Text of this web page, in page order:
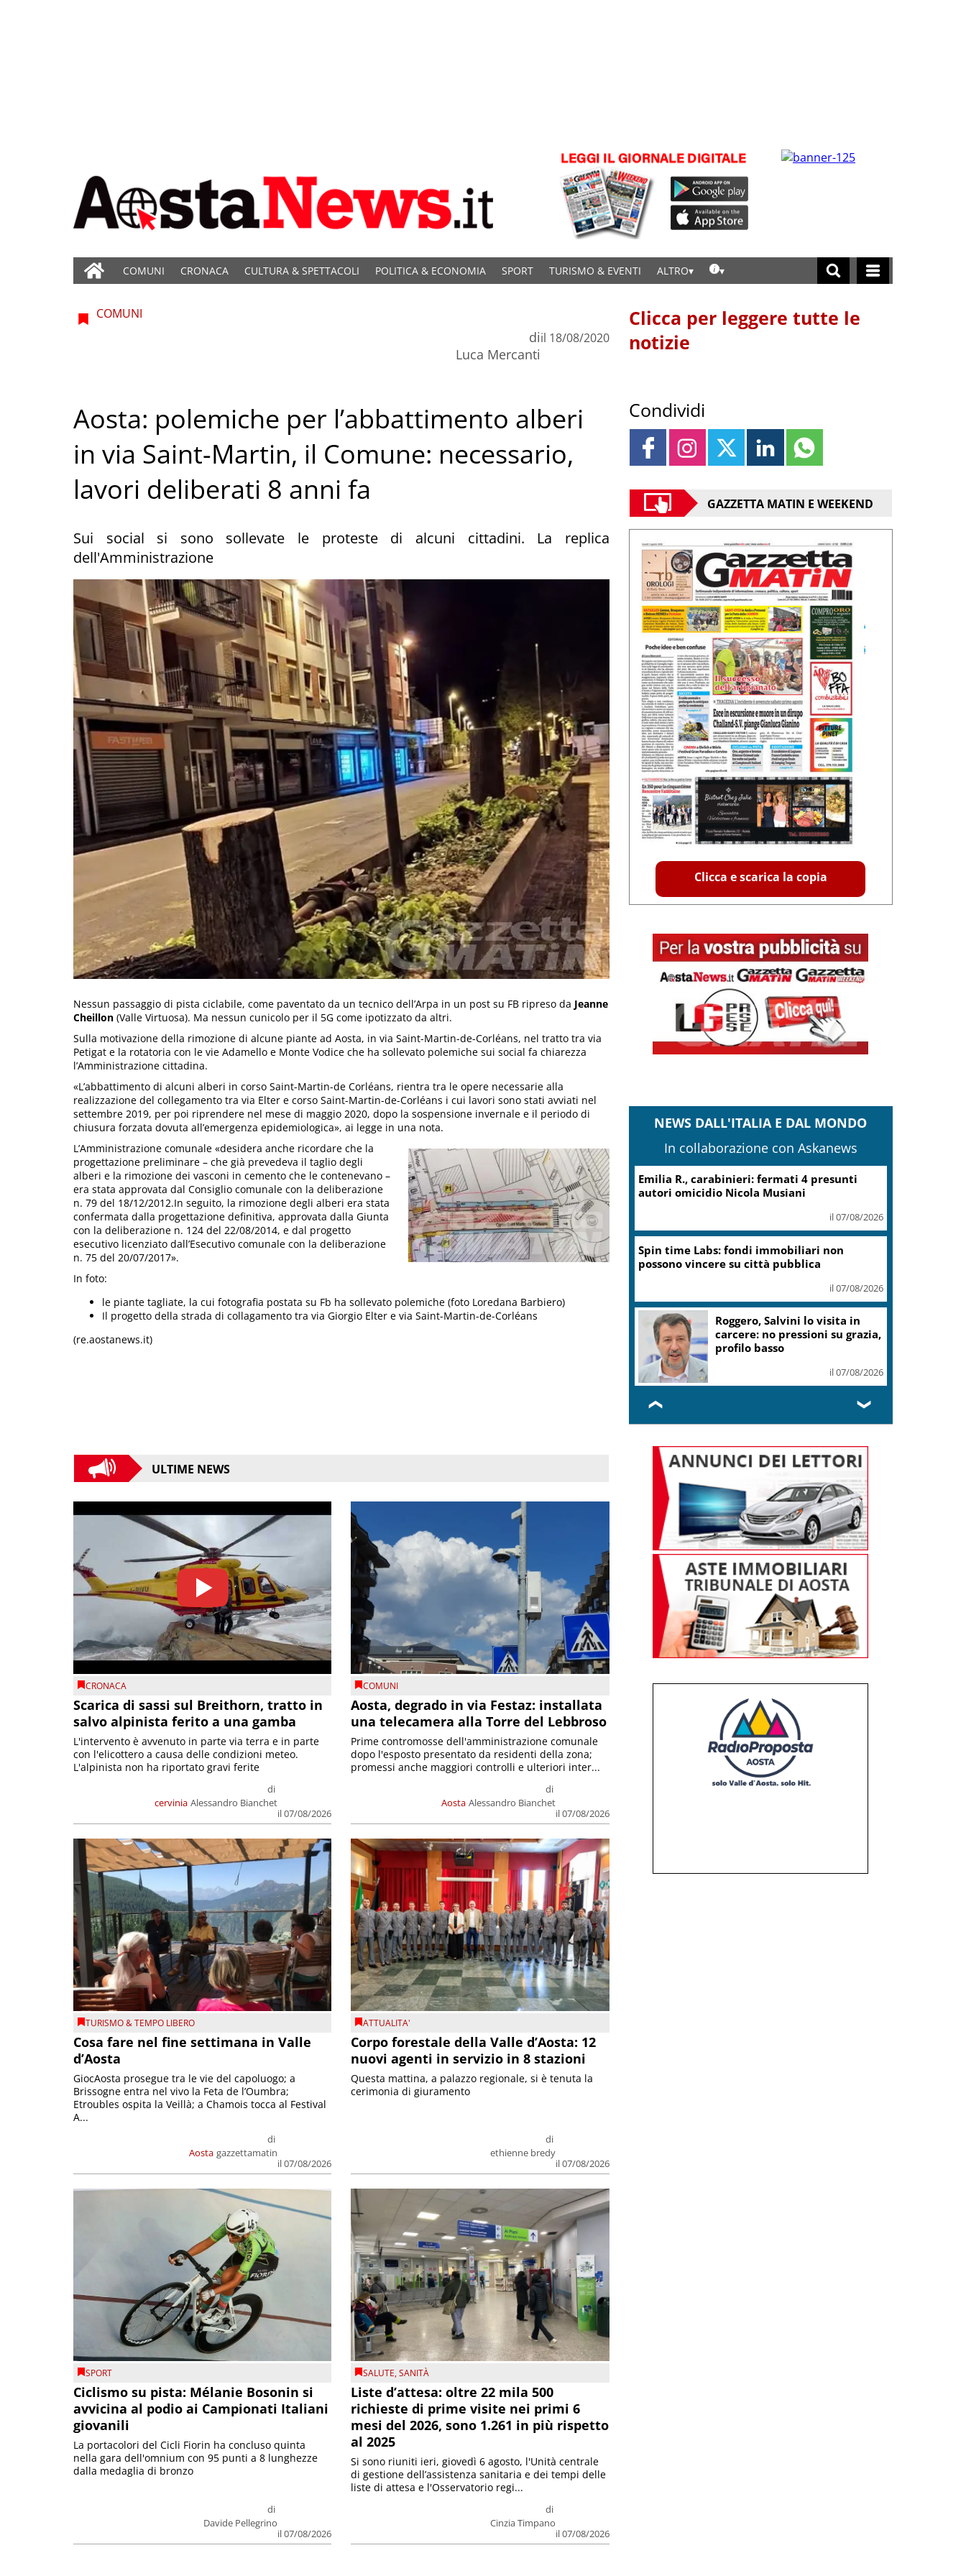
COMUNI CRONACA CULTURA & SPETTACOLI POLITICA & ECONOMIA SPORT TURISMO & EVENTI ALTRO
COMUNI
di
Luca Mercanti
il 18/08/2020
Aosta: polemiche per l’abbattimento alberi
in via Saint-Martin, il Comune: necessario,
lavori deliberati 8 anni fa
Sui social si sono sollevate le proteste di alcuni cittadini. La replica
dell'Amministrazione
Nessun passaggio di pista ciclabile, come paventato da un tecnico dell’Arpa in un post su FB ripreso da Jeanne
Cheillon (Valle Virtuosa). Ma nessun cunicolo per il 5G come ipotizzato da altri.
Sulla motivazione della rimozione di alcune piante ad Aosta, in via Saint-Martin-de-Corléans, nel tratto tra via
Petigat e la rotatoria con le vie Adamello e Monte Vodice che ha sollevato polemiche sui social fa chiarezza
l’Amministrazione cittadina.
«L’abbattimento di alcuni alberi in corso Saint-Martin-de Corléans, rientra tra le opere necessarie alla
realizzazione del collegamento tra via Elter e corso Saint-Martin-de-Corléans i cui lavori sono stati avviati nel
settembre 2019, per poi riprendere nel mese di maggio 2020, dopo la sospensione invernale e il periodo di
chiusura forzata dovuta all’emergenza epidemiologica», ai legge in una nota.
L’Amministrazione comunale «desidera anche ricordare che la
progettazione preliminare – che già prevedeva il taglio degli
alberi e la rimozione dei vasconi in cemento che le contenevano –
era stata approvata dal Consiglio comunale con la deliberazione
n. 79 del 18/12/2012.In seguito, la rimozione degli alberi era stata
confermata dalla progettazione definitiva, approvata dalla Giunta
con la deliberazione n. 124 del 22/08/2014, e dal progetto
esecutivo licenziato dall’Esecutivo comunale con la deliberazione
n. 75 del 20/07/2017».
In foto:
le piante tagliate, la cui fotografia postata su Fb ha sollevato polemiche (foto Loredana Barbiero)
Il progetto della strada di collagamento tra via Giorgio Elter e via Saint-Martin-de-Corléans
(re.aostanews.it)
ULTIME NEWS
CRONACA
Scarica di sassi sul Breithorn, tratto in
salvo alpinista ferito a una gamba
cervinia
di
Alessandro Bianchet
il 07/08/2026
L'intervento è avvenuto in parte via terra e in parte
con l'elicottero a causa delle condizioni meteo.
L'alpinista non ha riportato gravi ferite
COMUNI
Aosta, degrado in via Festaz: installata
una telecamera alla Torre del Lebbroso
Aosta
di
Alessandro Bianchet
il 07/08/2026
Prime contromosse dell'amministrazione comunale
dopo l'esposto presentato da residenti della zona;
promessi anche maggiori controlli e ulteriori inter...
TURISMO & TEMPO LIBERO
Cosa fare nel fine settimana in Valle
d’Aosta
Aosta
di
gazzettamatin
il 07/08/2026
GiocAosta prosegue tra le vie del capoluogo; a
Brissogne entra nel vivo la Feta de l’Oumbra;
Etroubles ospita la Veillà; a Chamois tocca al Festival
A...
ATTUALITA'
Corpo forestale della Valle d’Aosta: 12
nuovi agenti in servizio in 8 stazioni
di
ethienne bredy
il 07/08/2026
Questa mattina, a palazzo regionale, si è tenuta la
cerimonia di giuramento
SPORT
Ciclismo su pista: Mélanie Bosonin si
avvicina al podio ai Campionati Italiani
giovanili
di
Davide Pellegrino
il 07/08/2026
La portacolori del Cicli Fiorin ha concluso quinta
nella gara dell'omnium con 95 punti a 8 lunghezze
dalla medaglia di bronzo
SALUTE,SANITÀ
Liste d’attesa: oltre 22 mila 500
richieste di prime visite nei primi 6
mesi del 2026, sono 1.261 in più rispetto
al 2025
di
Cinzia Timpano
il 07/08/2026
Si sono riuniti ieri, giovedì 6 agosto, l'Unità centrale
di gestione dell’assistenza sanitaria e dei tempi delle
liste di attesa e l'Osservatorio regi...
Clicca per leggere tutte le
notizie
Condividi
GAZZETTA MATIN E WEEKEND
Clicca e scarica la copia
NEWS DALL'ITALIA E DAL MONDO
In collaborazione con Askanews
Emilia R., carabinieri: fermati 4 presunti
autori omicidio Nicola Musiani
il 07/08/2026
Spin time Labs: fondi immobiliari non
possono vincere su città pubblica
il 07/08/2026
Roggero, Salvini lo visita in
carcere: no pressioni su grazia,
profilo basso
il 07/08/2026
❮ ❯